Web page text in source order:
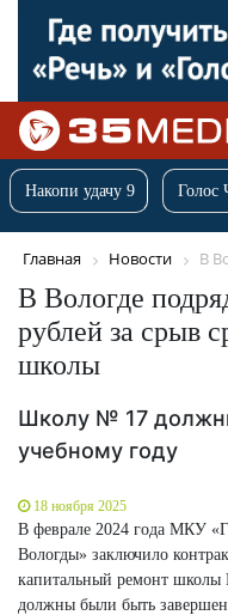
Накопи удачу 9 Голос
Главная Новости В
В Вологде
рублей за срыв
школы
Школу № 17
учебному году
18 ноября 2025
В феврале 2024 года МКУ
Вологды» заключило
капитальный ремонт
должны были быть